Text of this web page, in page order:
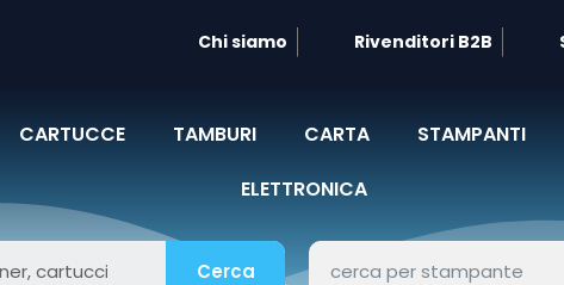
Chi siamo Rivenditori B2B
CARTUCCE TAMBURI CARTA STAMPANTI
ELETTRONICA
Cerca